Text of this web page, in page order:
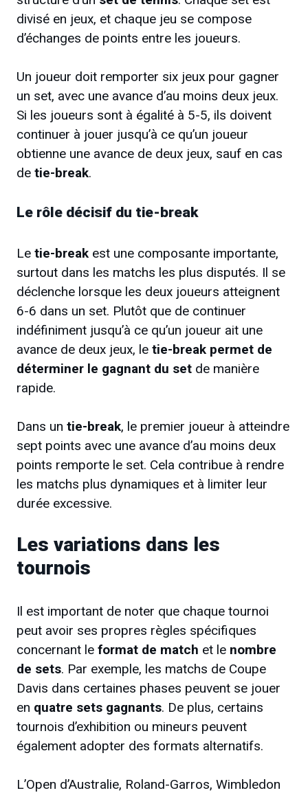
divisé en jeux, et chaque jeu se compose
d’échanges de points entre les joueurs.
Un joueur doit remporter six jeux pour gagner
un set, avec une avance d’au moins deux jeux.
Si les joueurs sont à égalité à 5-5, ils doivent
continuer à jouer jusqu’à ce qu’un joueur
obtienne une avance de deux jeux, sauf en cas
de tie-break.
Le rôle décisif du tie-break
Le tie-break est une composante importante,
surtout dans les matchs les plus disputés. Il se
déclenche lorsque les deux joueurs atteignent
6-6 dans un set. Plutôt que de continuer
indéfiniment jusqu’à ce qu’un joueur ait une
avance de deux jeux, le tie-break permet de
déterminer le gagnant du set de manière
rapide.
Dans un tie-break, le premier joueur à atteindre
sept points avec une avance d’au moins deux
points remporte le set. Cela contribue à rendre
les matchs plus dynamiques et à limiter leur
durée excessive.
Les variations dans les
tournois
Il est important de noter que chaque tournoi
peut avoir ses propres règles spécifiques
concernant le format de match et le nombre
de sets. Par exemple, les matchs de Coupe
Davis dans certaines phases peuvent se jouer
en quatre sets gagnants. De plus, certains
tournois d’exhibition ou mineurs peuvent
également adopter des formats alternatifs.
L’Open d’Australie, Roland-Garros, Wimbledon